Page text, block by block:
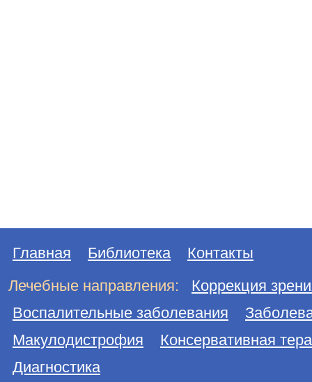
Главная Библиотека
Контакты
Лечебные направления:
Коррекция
Воспалительные заболевания
Макулодистрофия
Консервативная
Диагностика